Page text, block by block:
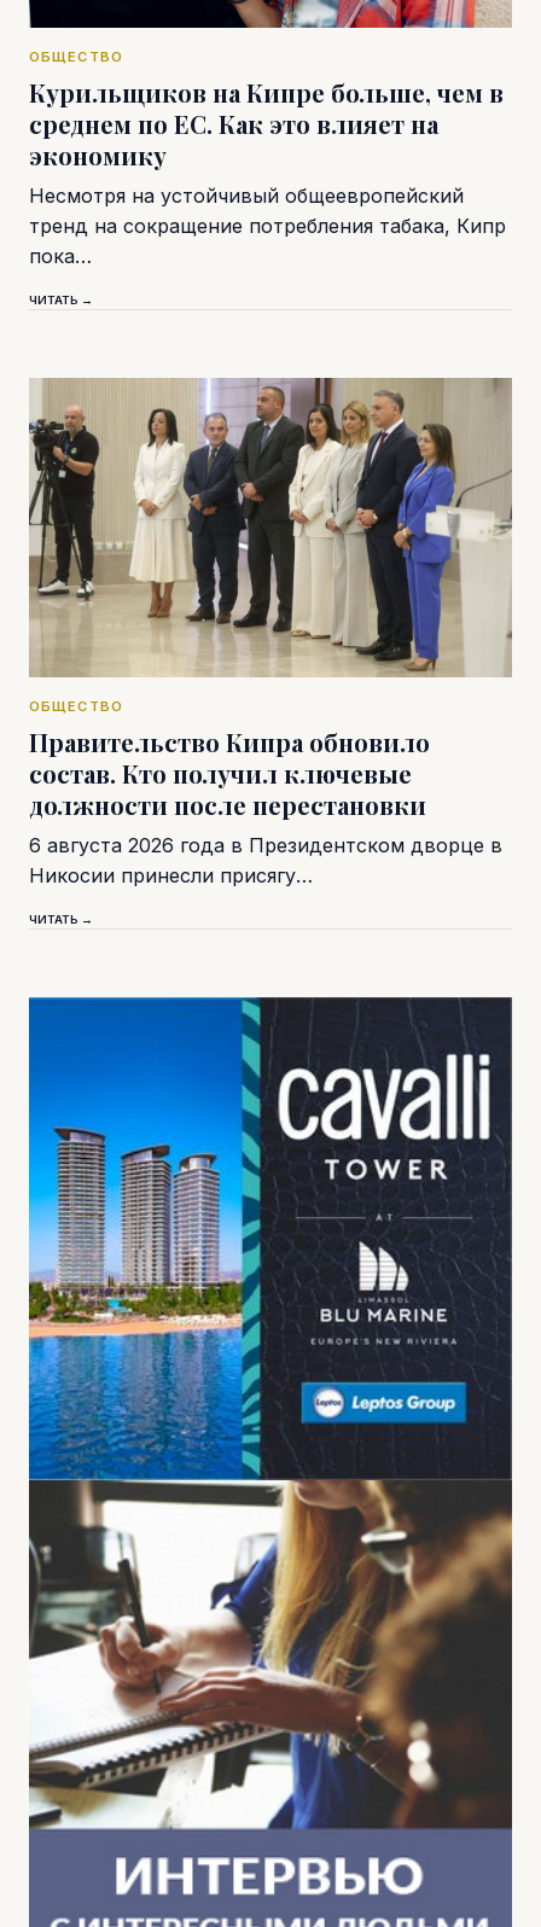
ОБЩЕСТВО
Курильщиков на Кипре больше, чем в
среднем по ЕС. Как это влияет на
экономику
Несмотря на устойчивый общеевропейский
тренд на сокращение потребления табака, Кипр
пока…
ЧИТАТЬ →
ОБЩЕСТВО
Правительство Кипра обновило
состав. Кто получил ключевые
должности после перестановки
6 августа 2026 года в Президентском дворце в
Никосии принесли присягу…
ЧИТАТЬ →